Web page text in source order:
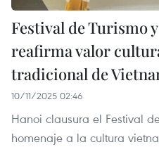
Festival de Turismo
reafirma valor
tradicional de
10/11/2025 02:46
Hanoi clausura el Festival
homenaje a la cultura